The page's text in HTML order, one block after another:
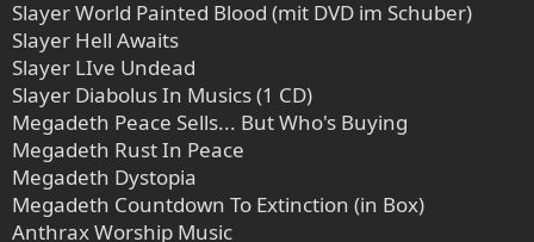
Slayer World Painted Blood (mit DVD im Schuber)
Slayer Hell Awaits
Slayer LIve Undead
Slayer Diabolus In Musics (1 CD)
Megadeth Peace Sells... But Who's Buying
Megadeth Rust In Peace
Megadeth Dystopia
Megadeth Countdown To Extinction (in Box)
Anthrax Worship Music